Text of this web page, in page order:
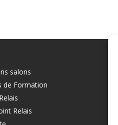
salons
de Formation
Relais